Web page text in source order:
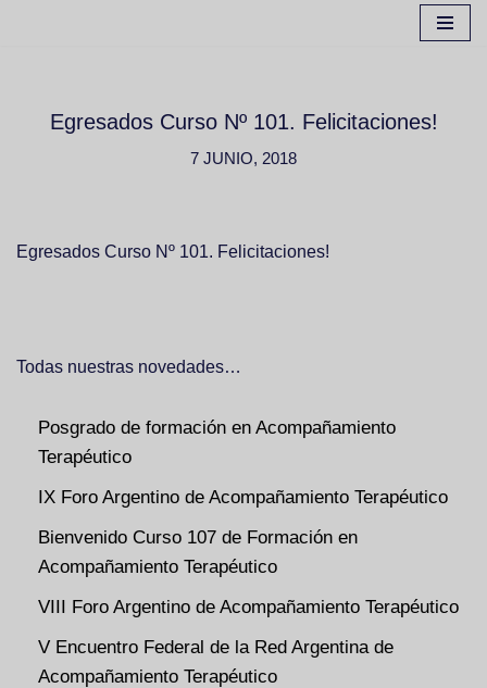
contenido
Egresados Curso Nº 101. Felicitaciones!
7 JUNIO, 2018
Egresados Curso Nº 101. Felicitaciones!
Todas nuestras novedades…
Posgrado de formación en Acompañamiento
Terapéutico
IX Foro Argentino de Acompañamiento Terapéutico
Bienvenido Curso 107 de Formación en
Acompañamiento Terapéutico
VIII Foro Argentino de Acompañamiento Terapéutico
V Encuentro Federal de la Red Argentina de
Acompañamiento Terapéutico